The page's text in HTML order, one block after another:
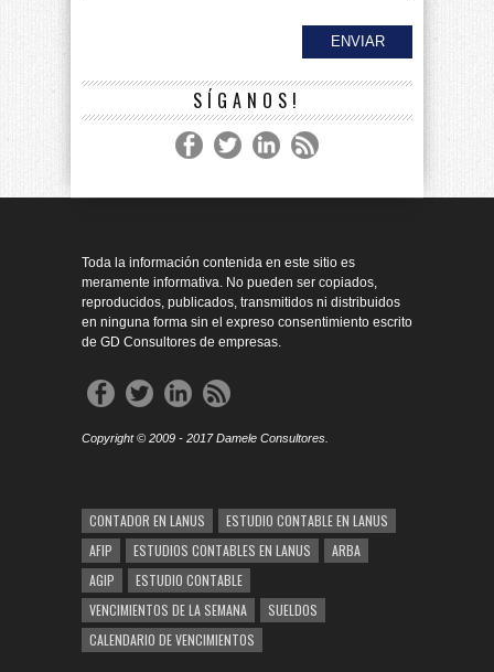
SÍGANOS!
Toda la información contenida en este sitio es
meramente informativa. No pueden ser copiados,
reproducidos, publicados, transmitidos ni distribuidos
en ninguna forma sin el expreso consentimiento escrito
de GD Consultores de empresas.
Copyright © 2009 - 2017 Damele Consultores.
CONTADOR EN LANUS
ESTUDIO CONTABLE EN LANUS
AFIP
ESTUDIOS CONTABLES EN LANUS
ARBA
AGIP
ESTUDIO CONTABLE
VENCIMIENTOS DE LA SEMANA
SUELDOS
CALENDARIO DE VENCIMIENTOS